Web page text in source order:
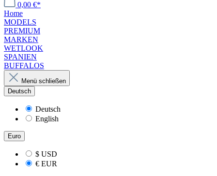
0,00 €*
Home
MODELS
PREMIUM
MARKEN
WETLOOK
SPANIEN
BUFFALOS
Menü schließen
Deutsch
Deutsch
English
Euro
$ USD
€ EUR